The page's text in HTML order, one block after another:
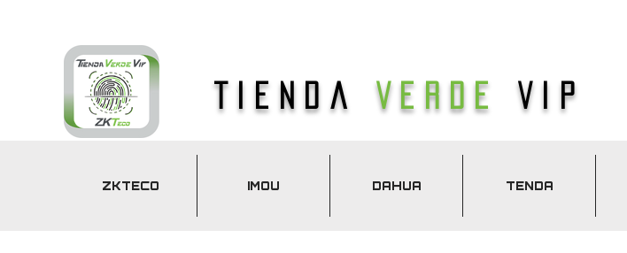
TiendaVerdeVip
ZKTECO IMOU DAHUA TENDA